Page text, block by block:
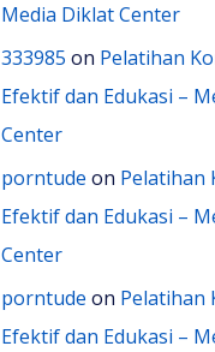
Media Diklat Center
333985 on Pelatihan
Efektif dan Edukasi –
Center
porntude on Pelatihan
Efektif dan Edukasi –
Center
porntude on Pelatihan
Efektif dan Edukasi –